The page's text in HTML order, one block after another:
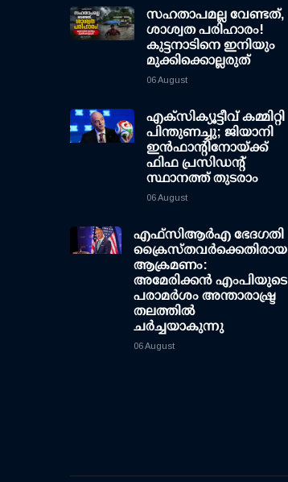
സഹതാപമല്ല വേണ്ടത്,
ശാശ്വത പരിഹാരം!
കുട്ടനാടിനെ ഇനിയും
മുക്കിക്കൊല്ലരുത്
06 August
എക്സിക്യൂട്ടീവ് കമ്മിറ്റി
പിന്തുണച്ചു; ജിയാനി
ഇന്‍ഫാന്റിനോയ്ക്ക്
ഫിഫ പ്രസിഡന്റ്
സ്ഥാനത്ത് തുടരാം
06 August
എഫ്‌സി‌ആര്‍‌എ ഭേദഗതി
ക്രൈസ്തവർക്കെതിരായ
ആക്രമണം:
അമേരിക്കൻ എംപിയുടെ
പരാമർശം അന്താരാഷ്ട്ര
തലത്തിൽ
ചർച്ചയാകുന്നു
06 August